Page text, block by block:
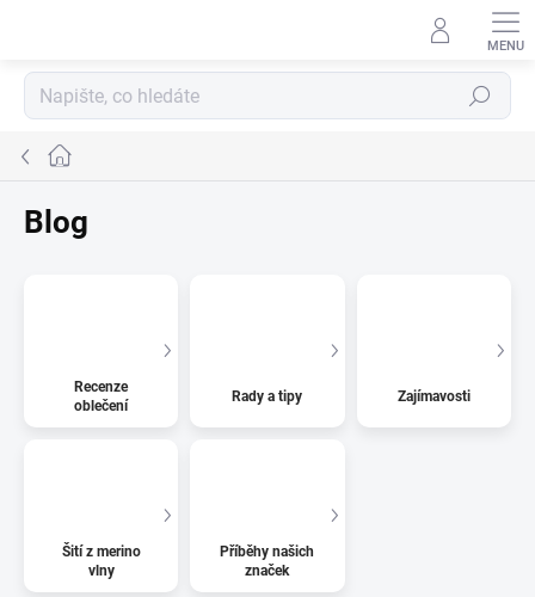
Hledat
Domů
Blog
Recenze
oblečení
Rady a tipy Zajímavosti
Šití z merino
vlny
Příběhy našich
značek